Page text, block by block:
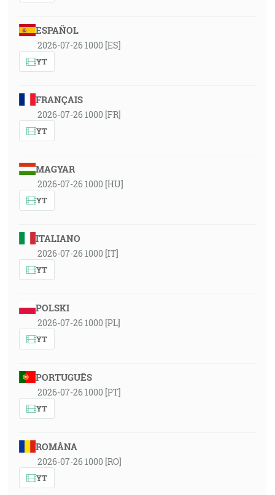
ESPAÑOL
2026-07-26 1000 [ES]
YT
FRANÇAIS
2026-07-26 1000 [FR]
YT
MAGYAR
2026-07-26 1000 [HU]
YT
ITALIANO
2026-07-26 1000 [IT]
YT
POLSKI
2026-07-26 1000 [PL]
YT
PORTUGUÊS
2026-07-26 1000 [PT]
YT
ROMÂNA
2026-07-26 1000 [RO]
YT